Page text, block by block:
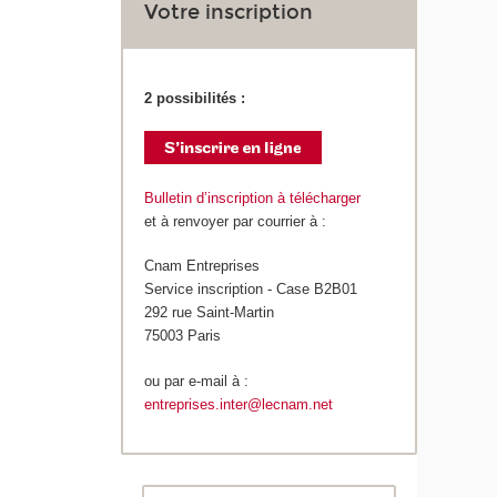
Votre inscription
2 possibilités :
Bulletin d’inscription à télécharger
et à renvoyer par courrier à :
Cnam Entreprises
Service inscription - Case B2B01
292 rue Saint-Martin
75003 Paris
ou par e-mail à :
entreprises.inter@lecnam.net